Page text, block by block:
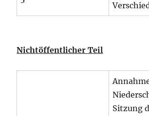
Nichtöffentlicher Teil
Sitzung